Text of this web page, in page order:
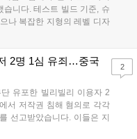
습니다. 테스트 빌드 기준, 슈
나 복잡한 지형의 레벨 디자
성장 트랙의 과도한 분절과
가 등을 통해 게임성을 다듬
2명 1심 유죄…중국
유포한 빌리빌리 이용자 2
서 저작권 침해 혐의로 각각
선고받았습니다. 이들은 지
상을 유포해 60만 회 이상의
2